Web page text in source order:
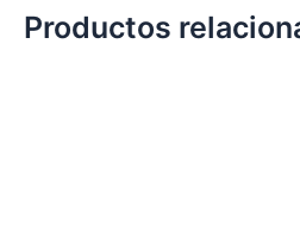
Productos